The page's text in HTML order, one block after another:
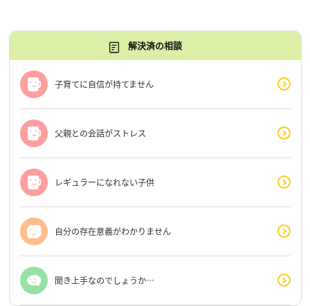
解決済の相談
子育てに自信が持てません
父親との会話がストレス
レギュラーになれない子供
自分の存在意義がわかりません
聞き上手なのでしょうか…